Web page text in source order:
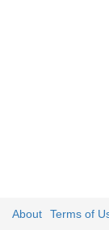
About Terms of